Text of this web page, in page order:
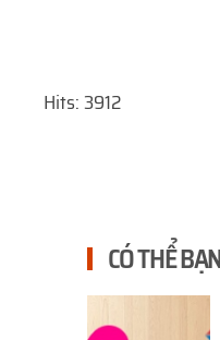
Hits: 3912
CÓ THỂ